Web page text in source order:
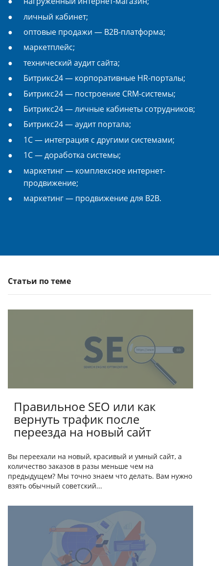
личный кабинет;
оптовые продажи — B2B-платформа;
маркетплейс;
технический аудит сайта;
Битрикс24 — корпоративные HR-порталы;
Битрикс24 — построение CRM-системы;
Битрикс24 — личные кабинеты сотрудников;
Битрикс24 — аудит портала;
1С — интеграция с другими системами;
1С — доработка системы;
маркетинг — комплексное интернет-
продвижение;
маркетинг — продвижение для B2B.
Статьи по теме
Правильное SEO или как
вернуть трафик после
переезда на новый сайт
Вы переехали на новый, красивый и умный сайт, а
количество заказов в разы меньше чем на
предыдущем? Мы точно знаем что делать. Вам нужно
взять обычный советский...